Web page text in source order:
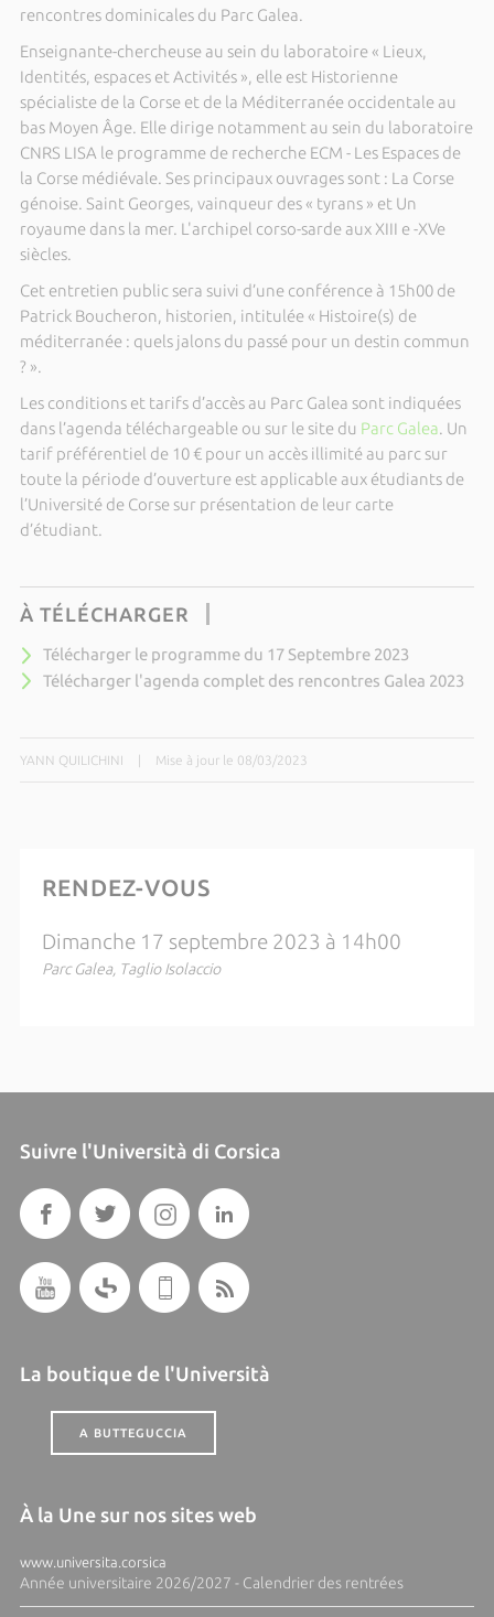
rencontres dominicales du Parc Galea.
Enseignante-chercheuse au sein du laboratoire « Lieux,
Identités, espaces et Activités », elle est Historienne
spécialiste de la Corse et de la Méditerranée occidentale au
bas Moyen Âge. Elle dirige notamment au sein du laboratoire
CNRS LISA le programme de recherche ECM - Les Espaces de
la Corse médiévale. Ses principaux ouvrages sont : La Corse
génoise. Saint Georges, vainqueur des « tyrans » et Un
royaume dans la mer. L'archipel corso-sarde aux XIII e -XVe
siècles.
Cet entretien public sera suivi d’une conférence à 15h00 de
Patrick Boucheron, historien, intitulée « Histoire(s) de
méditerranée : quels jalons du passé pour un destin commun
? ».
Les conditions et tarifs d’accès au Parc Galea sont indiquées
dans l’agenda téléchargeable ou sur le site du Parc Galea. Un
tarif préférentiel de 10 € pour un accès illimité au parc sur
toute la période d’ouverture est applicable aux étudiants de
l’Université de Corse sur présentation de leur carte
d’étudiant.
À TÉLÉCHARGER
Télécharger le programme du 17 Septembre 2023
Télécharger l'agenda complet des rencontres Galea 2023
YANN QUILICHINI Mise à jour le 08/03/2023
RENDEZ-VOUS
Dimanche 17 septembre 2023 à 14h00
Parc Galea, Taglio Isolaccio
Suivre l'Università di Corsica
La boutique de l'Università
A BUTTEGUCCIA
À la Une sur nos sites web
www.universita.corsica
Année universitaire 2026/2027 - Calendrier des rentrées